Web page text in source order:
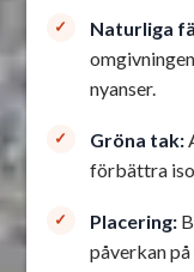
Naturliga
nyanser.
Gröna tak:
förbättra
Placering:
påverkan